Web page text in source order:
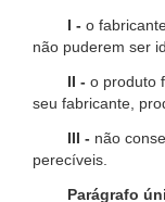
I - o
não puderem ser
II - o produto
seu fabricante,
III - não
perecíveis.
Parágrafo